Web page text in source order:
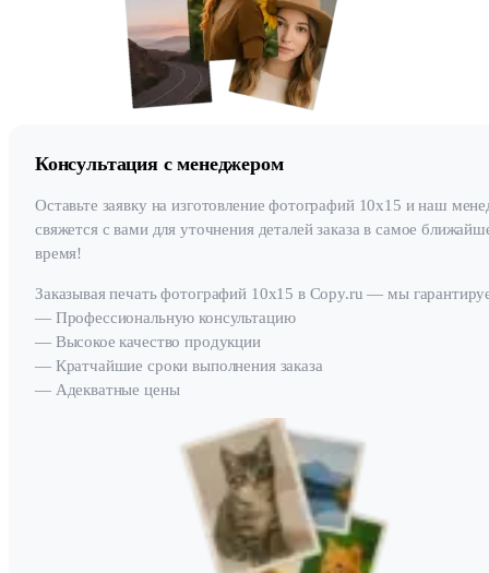
Консультация с менеджером
Оставьте заявку на изготовление фотографий 10х15 и наш
свяжется с вами для уточнения деталей заказа в самое
время!
Заказывая печать фотографий 10х15 в Copy.ru — мы
— Профессиональную консультацию
— Высокое качество продукции
— Кратчайшие сроки выполнения заказа
— Адекватные цены